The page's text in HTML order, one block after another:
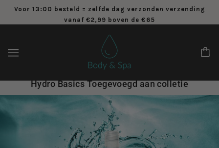
Voor 13:00 besteld = zelfde dag verzonden verzending
vanaf €2,99 boven de €65
Hydro Basics Toegevoegd aan colletie